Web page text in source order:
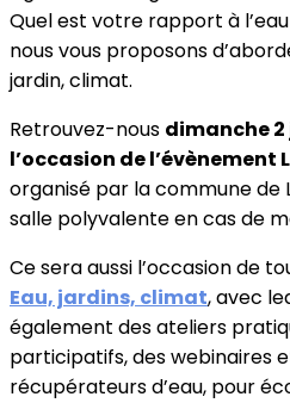
Quel est votre rapport à
nous vous proposons
jardin, climat.
Retrouvez-nous dimanche 2
l’occasion de l’évènement
organisé par la commune de
salle polyvalente en cas de
Ce sera aussi l’occasion de
Eau, jardins, climat, avec
également des ateliers
participatifs, des webinaires
récupérateurs d’eau, pour